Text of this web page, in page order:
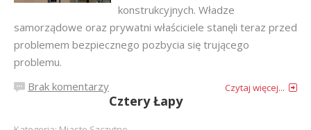
konstrukcyjnych. Władze
samorządowe oraz prywatni właściciele stanęli teraz przed
problemem bezpiecznego pozbycia się trującego
problemu.
Brak komentarzy
Czytaj więcej...
Cztery Łapy